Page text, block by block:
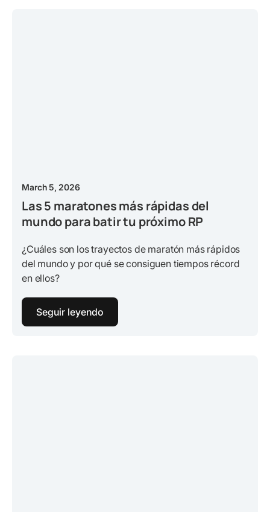
March 5, 2026
Las 5 maratones más rápidas del
mundo para batir tu próximo RP
¿Cuáles son los trayectos de maratón más rápidos
del mundo y por qué se consiguen tiempos récord
en ellos?
Seguir leyendo